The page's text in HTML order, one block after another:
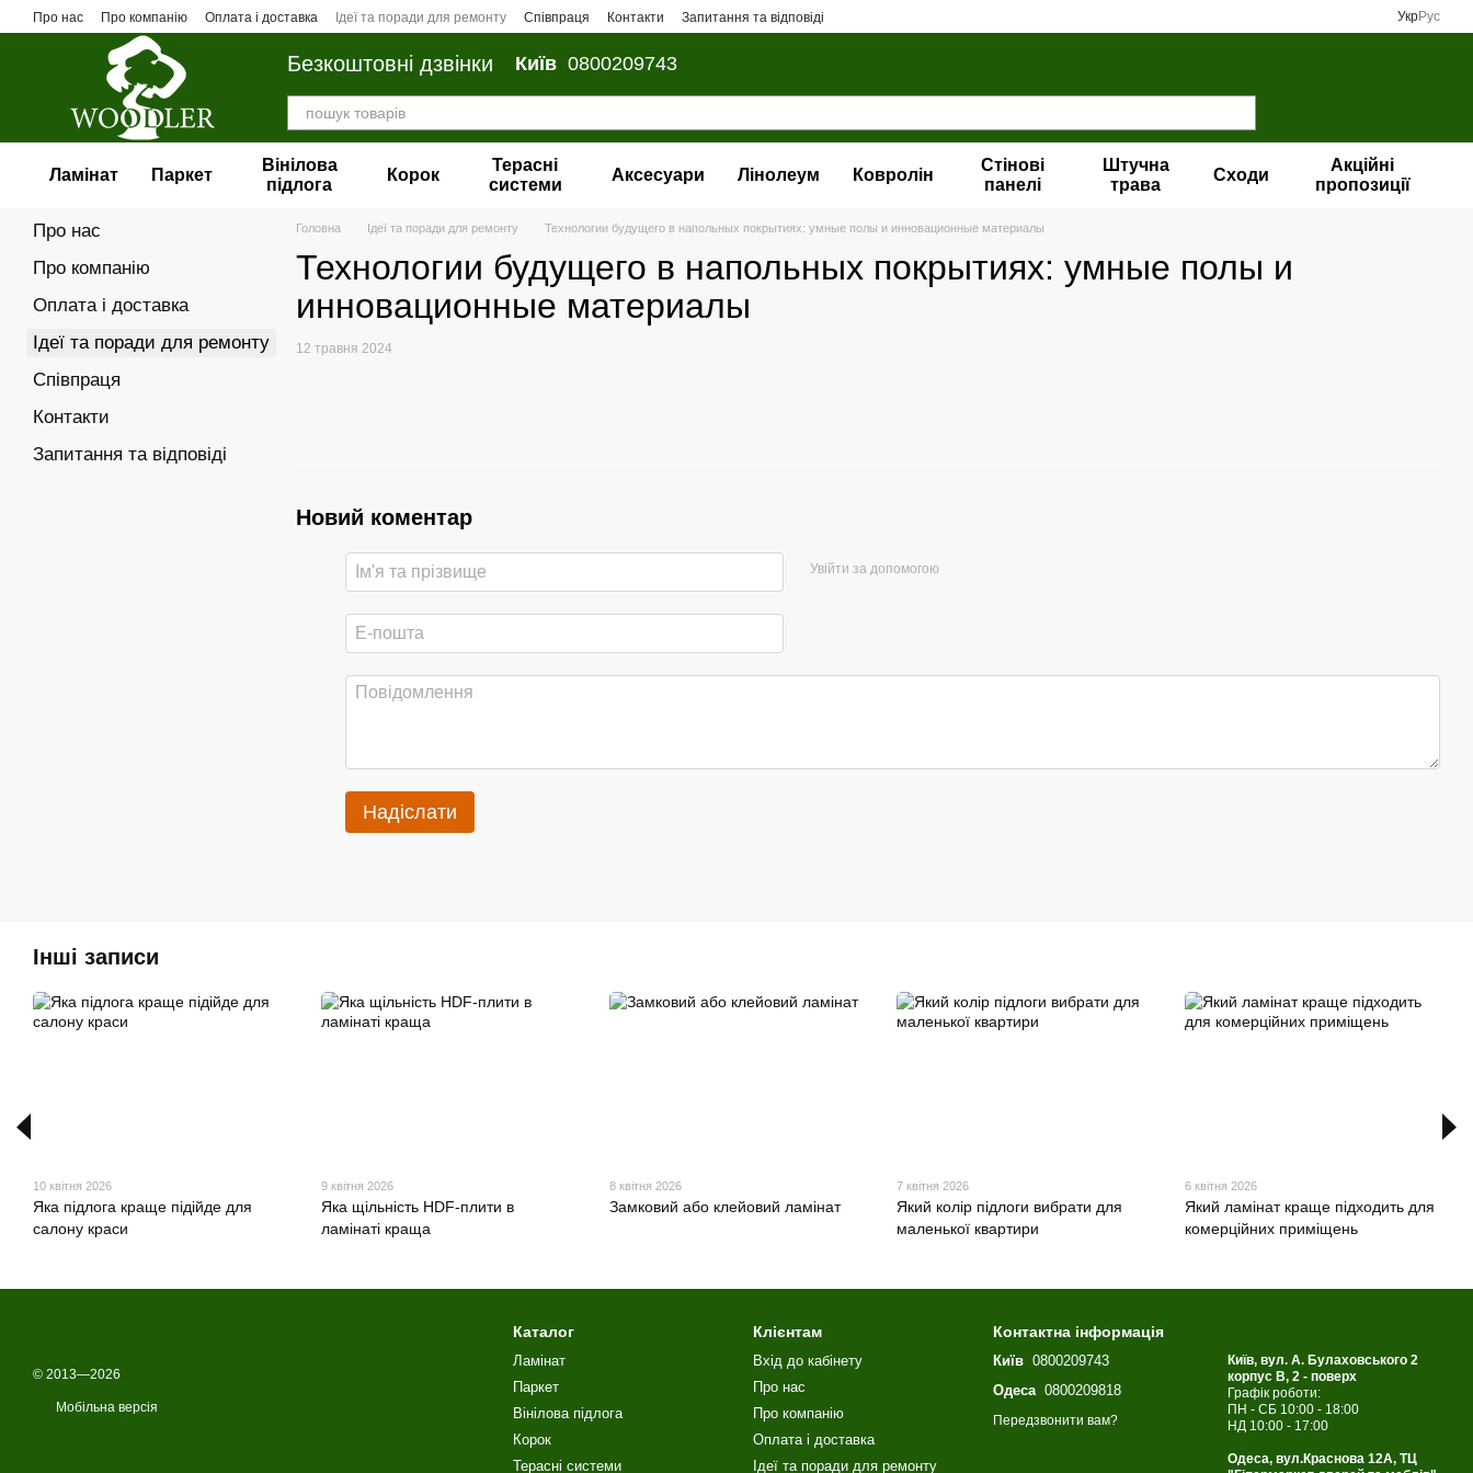
Перейти до основного контенту
Про нас Про компанію Оплата і доставка Ідеї та поради для ремонту Співпраця Контакти Запитання та відповіді УкрРус
Безкоштовні дзвінки Київ 0800209743
Ламінат Паркет
Вінілова
пiдлога
Корок
Терасні
системи
Аксесуари Лінолеум Ковролін
Стінові
панелі
Штучна
трава
Сходи
Акційні
пропозиції
Головна Ідеї та поради для ремонту Технологии будущего в напольных покрытиях: умные полы и инновационные материалы
Технологии будущего в напольных покрытиях: умные полы и
инновационные материалы
12 травня 2024
Новий коментар
Увійти за допомогою
Надіслати
Про нас
Про компанію
Оплата і доставка
Ідеї та поради для ремонту
Співпраця
Контакти
Запитання та відповіді
Інші записи
10 квітня 2026
Яка підлога краще підійде для
салону краси
9 квітня 2026
Яка щільність HDF-плити в
ламінаті краща
8 квітня 2026
Замковий або клейовий ламінат
7 квітня 2026
Який колір підлоги вибрати для
маленької квартири
6 квітня 2026
Який ламінат краще підходить для
комерційних приміщень
© 2013—2026
Мобільна версія
Каталог
Ламінат
Паркет
Вінілова пiдлога
Корок
Терасні системи
Клієнтам
Вхід до кабінету
Про нас
Про компанію
Оплата і доставка
Ідеї та поради для ремонту
Контактна інформація
Київ 0800209743
Одеса0800209818
Передзвонити вам?
Київ, вул. А. Булаховського 2
корпус B, 2 - поверх
Графік роботи:
ПН - СБ 10:00 - 18:00
НД 10:00 - 17:00
Одеса, вул.Краснова 12А, ТЦ